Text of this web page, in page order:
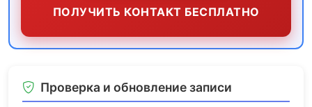
ПОЛУЧИТЬ КОНТАКТ БЕСПЛАТНО
Проверка и обновление записи